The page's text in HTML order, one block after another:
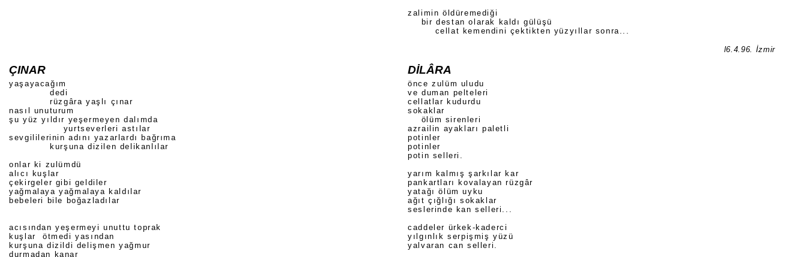
zalimin öldüremediği
bir destan olarak kaldı gülüşü
cellat kemendini çektikten yüzyıllar sonra...
l6.4.96. İzmir
ÇINAR
yaşayacağım
dedi
rüzgâra yaşlı çınar
nasıl unuturum
şu yüz yıldır yeşermeyen dalımda
yurtseverleri astılar
sevgililerinin adını yazarlardı bağrıma
kurşuna dizilen delikanlılar
onlar ki zulümdü
alıcı kuşlar
çekirgeler gibi geldiler
yağmalaya yağmalaya kaldılar
bebeleri bile boğazladılar
acısından yeşermeyi unuttu toprak
kuşlar ötmedi yasından
kurşuna dizildi delişmen yağmur
durmadan kanar
DİLÂRA
önce zulüm uludu
ve duman pelteleri
cellatlar kudurdu
sokaklar
ölüm sirenleri
azrailin ayakları paletli
potinler
potinler
potin selleri.
yarım kalmış şarkılar kar
pankartları kovalayan rüzgâr
yatağı ölüm uyku
ağıt çığlığı sokaklar
seslerinde kan selleri...
caddeler ürkek-kaderci
yılgınlık serpişmiş yüzü
yalvaran can selleri.